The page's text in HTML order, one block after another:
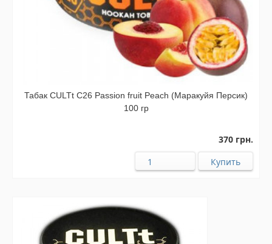
Табак CULTt C26 Passion fruit Peach (Маракуйя Персик)
100 гр
370 грн.